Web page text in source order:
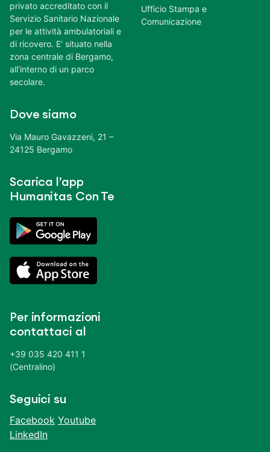
privato accreditato con il
Servizio Sanitario Nazionale
per le attività ambulatoriali e
di ricovero. E’ situato nella
zona centrale di Bergamo,
all’interno di un parco
secolare.
Dove siamo
Via Mauro Gavazzeni, 21 –
24125 Bergamo
Scarica l’app
Humanitas Con Te
Per informazioni
contattaci al
+39 035 420 411 1
(Centralino)
Seguici su
Facebook Youtube
LinkedIn
Ufficio Stampa e
Comunicazione